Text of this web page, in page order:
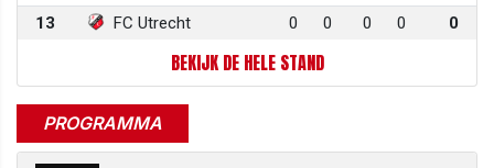
13
FC Utrecht 0 0 0 0 0
BEKIJK DE HELE STAND
PROGRAMMA